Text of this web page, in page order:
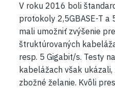
V roku 2016 boli
protokoly 2,5GBASE-T a
mali umožniť zvýšenie
štruktúrovaných
resp. 5 Gigabit/s. Testy
kabelážach však
zbožné želanie. Kvôli